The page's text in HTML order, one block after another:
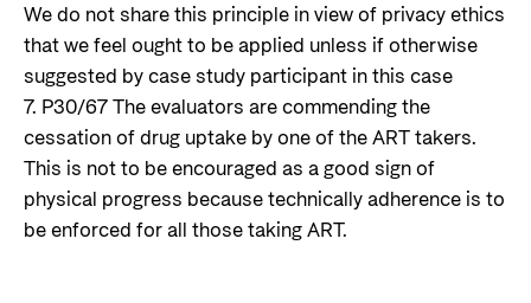
We do not share this principle in view of privacy ethics
that we feel ought to be applied unless if otherwise
suggested by case study participant in this case
7. P30/67 The evaluators are commending the
cessation of drug uptake by one of the ART takers.
This is not to be encouraged as a good sign of
physical progress because technically adherence is to
be enforced for all those taking ART.